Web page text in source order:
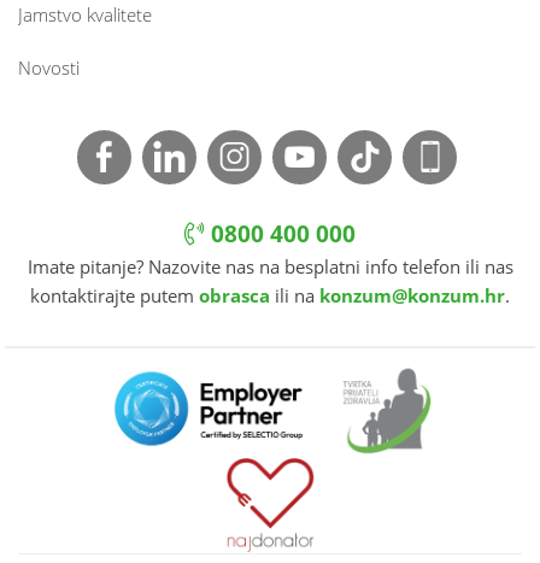
Jamstvo kvalitete
Novosti
0800 400 000
Imate pitanje? Nazovite nas na besplatni info telefon ili nas
kontaktirajte putem obrasca ili na konzum@konzum.hr.